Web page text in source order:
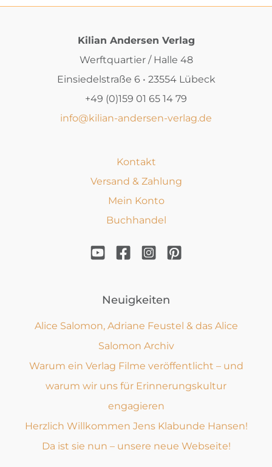
Kilian Andersen Verlag
Werftquartier / Halle 48
Einsiedelstraße 6 • 23554 Lübeck
+49 (0)159 01 65 14 79
info@kilian-andersen-verlag.de
Kontakt
Versand & Zahlung
Mein Konto
Buchhandel
Neuigkeiten
Alice Salomon, Adriane Feustel & das Alice
Salomon Archiv
Warum ein Verlag Filme veröffentlicht – und
warum wir uns für Erinnerungskultur
engagieren
Herzlich Willkommen Jens Klabunde Hansen!
Da ist sie nun – unsere neue Webseite!